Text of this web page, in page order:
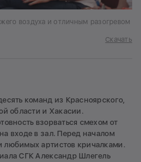
воздуха и отличным разогревом
Скачать
команд из Красноярского,
области и Хакасии.
взорваться смехом от
входе в зал. Перед началом
артистов кричалками.
СГК Александр Шлегель